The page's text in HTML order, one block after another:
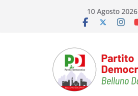
10 Agosto 2026